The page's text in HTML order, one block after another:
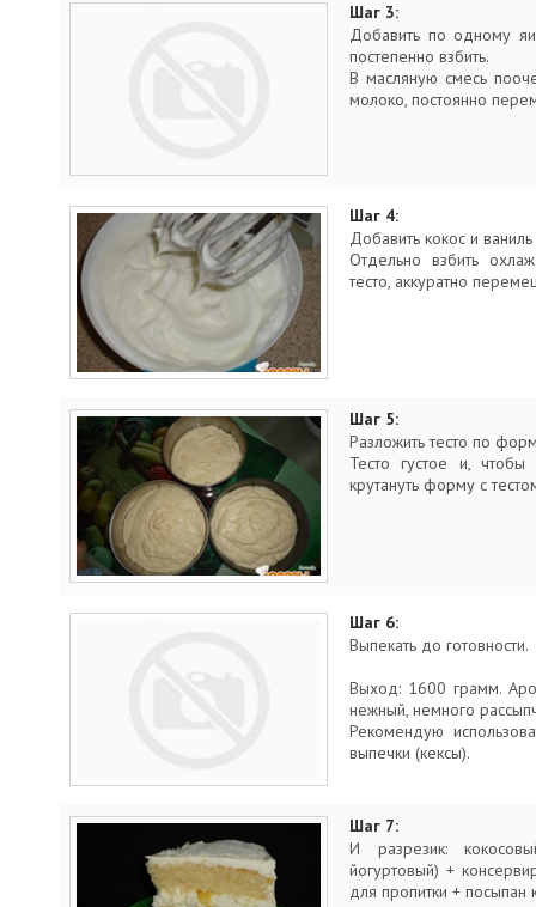
Шаг 3:
Добавить по одному
постепенно взбить.
В масляную смесь
молоко, постоянно
Шаг 4:
Добавить кокос и
Отдельно взбить
тесто, аккуратно
Шаг 5:
Разложить тесто по
Тесто густое и,
крутануть форму с
Шаг 6:
Выпекать до готовности.
Выход: 1600 грамм.
нежный, немного
Рекомендую
выпечки (кексы).
Шаг 7:
И разрезик:
йогуртовый) +
для пропитки + посыпан